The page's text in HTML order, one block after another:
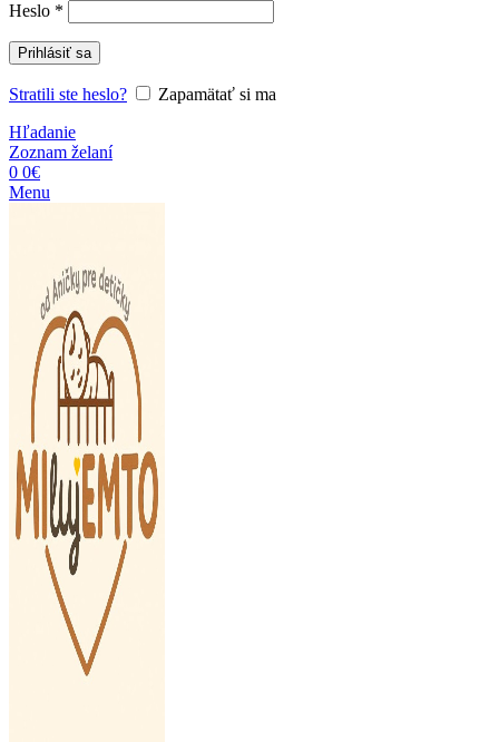
Heslo *
Prihlásiť sa
Stratili ste heslo?
Zapamätať si ma
Hľadanie
Zoznam želaní
0 0€
Menu